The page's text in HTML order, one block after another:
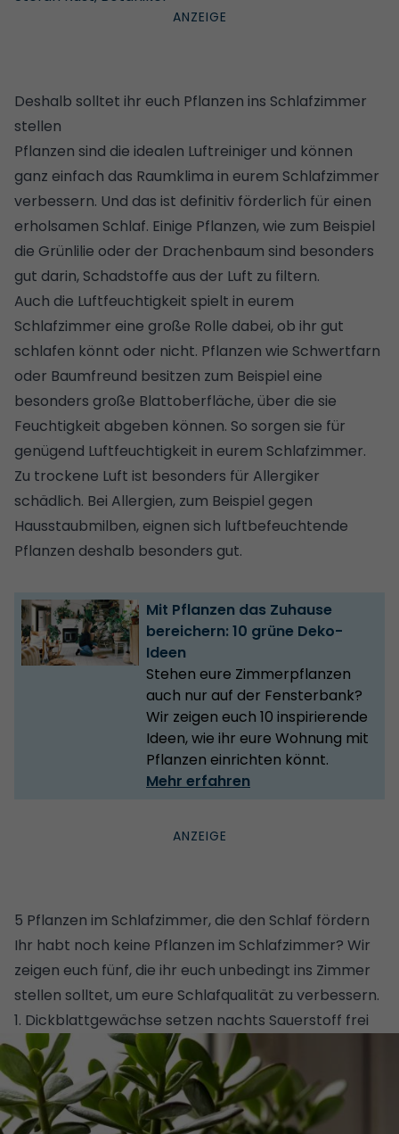
Deshalb solltet ihr euch Pflanzen ins Schlafzimmer
stellen
Pflanzen sind die idealen Luftreiniger und können
ganz einfach das Raumklima in eurem Schlafzimmer
verbessern. Und das ist definitiv förderlich für einen
erholsamen Schlaf. Einige Pflanzen, wie zum Beispiel
die Grünlilie oder der Drachenbaum sind besonders
gut darin, Schadstoffe aus der Luft zu filtern.
Auch die Luftfeuchtigkeit spielt in eurem
Schlafzimmer eine große Rolle dabei, ob ihr gut
schlafen könnt oder nicht. Pflanzen wie Schwertfarn
oder Baumfreund besitzen zum Beispiel eine
besonders große Blattoberfläche, über die sie
Feuchtigkeit abgeben können. So sorgen sie für
genügend Luftfeuchtigkeit in eurem Schlafzimmer.
Zu trockene Luft ist besonders für Allergiker
schädlich. Bei Allergien, zum Beispiel gegen
Hausstaubmilben, eignen sich luftbefeuchtende
Pflanzen deshalb besonders gut.
Mit Pflanzen das Zuhause
bereichern: 10 grüne Deko-
Ideen
Stehen eure Zimmerpflanzen
auch nur auf der Fensterbank?
Wir zeigen euch 10 inspirierende
Ideen, wie ihr eure Wohnung mit
Pflanzen einrichten könnt.
Mehr erfahren
5 Pflanzen im Schlafzimmer, die den Schlaf fördern
Ihr habt noch keine Pflanzen im Schlafzimmer? Wir
zeigen euch fünf, die ihr euch unbedingt ins Zimmer
stellen solltet, um eure Schlafqualität zu verbessern.
1. Dickblattgewächse setzen nachts Sauerstoff frei